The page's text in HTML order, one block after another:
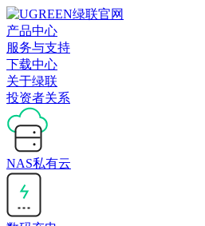
产品中心
服务与支持
下载中心
关于绿联
投资者关系
NAS私有云